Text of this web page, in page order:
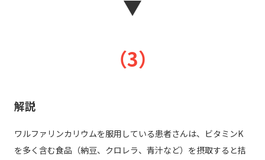
▼
（3）
解説
ワルファリンカリウムを服用している患者さんは、ビタミンK
を多く含む食品（納豆、クロレラ、青汁など）を摂取すると拮